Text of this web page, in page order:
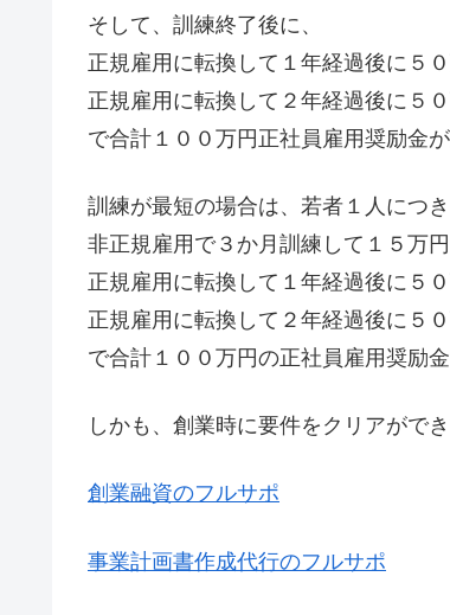
そして、訓練終了後に、
正規雇用に転換して１年経過後に５０
正規雇用に転換して２年経過後に５０
で合計１００万円正社員雇用奨励金
訓練が最短の場合は、若者１人につき
非正規雇用で３か月訓練して１５万
正規雇用に転換して１年経過後に５０
正規雇用に転換して２年経過後に５０
で合計１００万円の正社員雇用奨励
しかも、創業時に要件をクリアがで
創業融資のフルサポ
事業計画書作成代行のフルサポ